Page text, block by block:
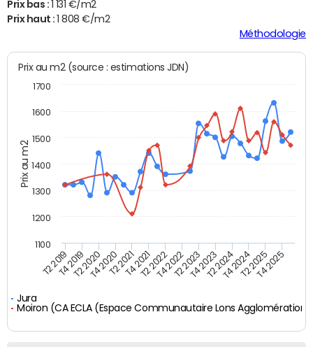
Prix bas : 1 131 €/m2
Prix haut :1 808 €/m2
Méthodologie
Prix au m2
Prix au m2 (source : estimations JDN)
Jura
Moiron (CA ECLA (Espace Communautaire Lons Agglomération)
T2 2019T4 2019T2 2020T4 2020T2 2021T4 2021T2 2022T4 2022T2 2023T4 2023T2 2024T4 2024T2 2025T4 2025
1100
1200
1300
1400
1500
1600
1700